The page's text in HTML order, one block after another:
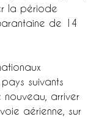
la période
de 14
suivants
arriver
aérienne, sur